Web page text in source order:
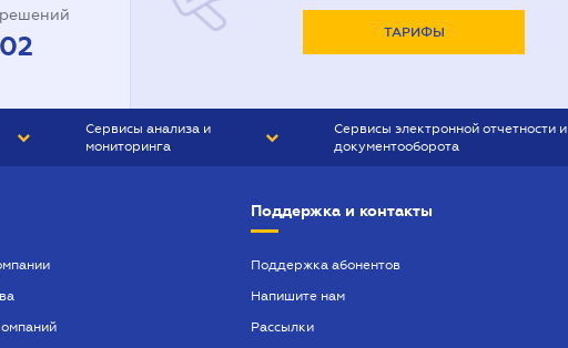
ТАРИФЫ
Сервисы анализа и
мониторинга
Сервисы электронной отчетности и
документооборота
Поддержка и контакты
Поддержка абонентов
Напишите нам
Рассылки